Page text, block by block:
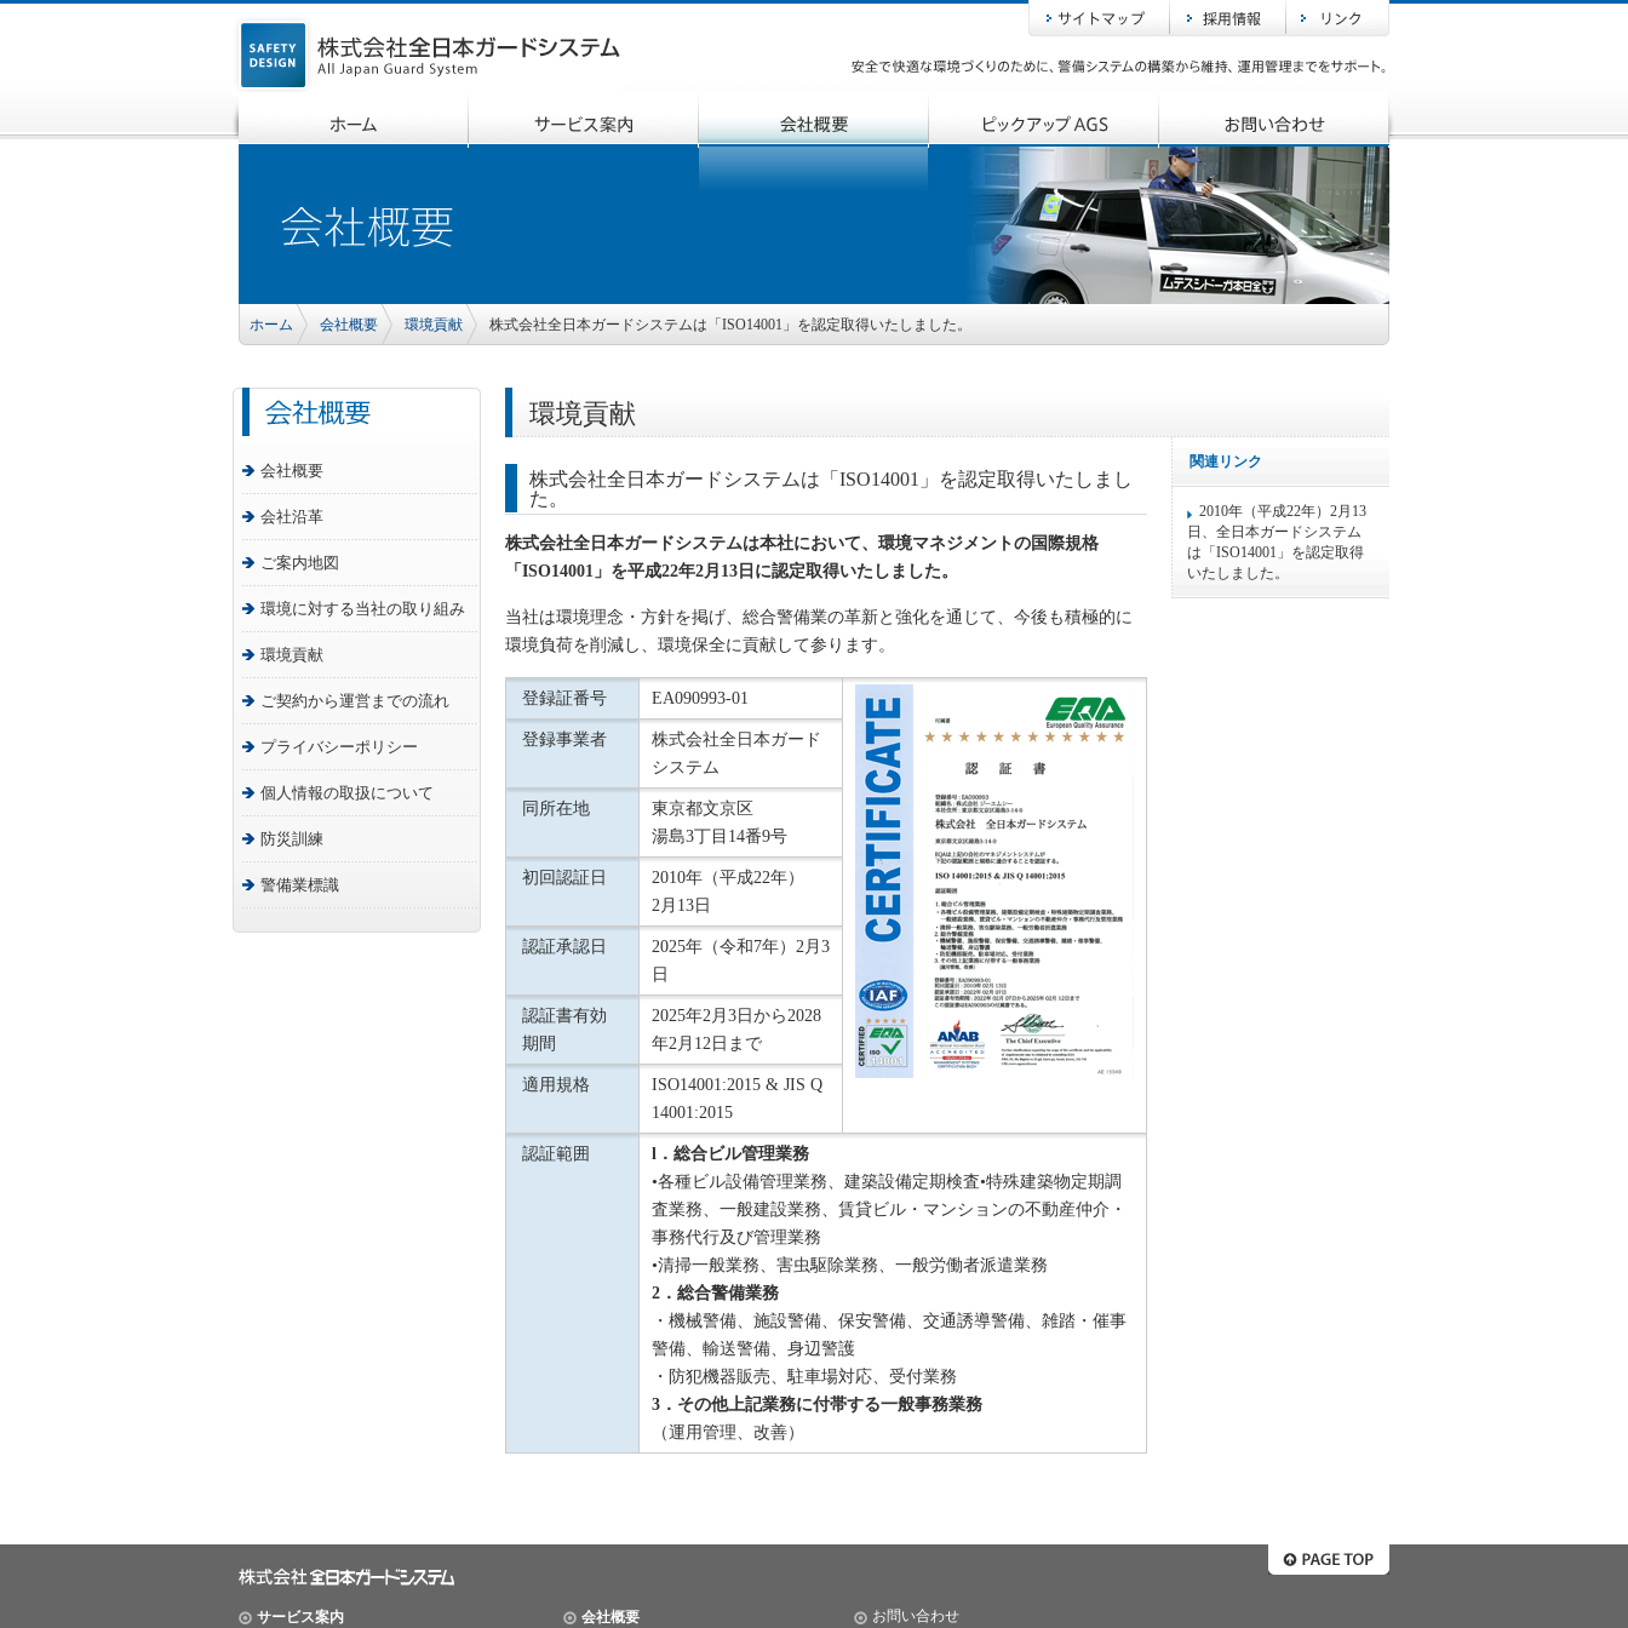
ホーム 会社概要 環境貢献 株式会社全日本ガードシステムは「ISO14001」を認定取得いたしました。
環境貢献
株式会社全日本ガードシステムは「ISO14001」を認定取得いたしまし
た。
株式会社全日本ガードシステムは本社において、環境マネジメントの国際規格
「ISO14001」を平成22年2月13日に認定取得いたしました。
当社は環境理念・方針を掲げ、総合警備業の革新と強化を通じて、今後も積極的に
環境負荷を削減し、環境保全に貢献して参ります。
登録証番号 EA090993-01
登録事業者
株式会社全日本ガード
システム
同所在地
東京都文京区
湯島3丁目14番9号
初回認証日
2010年（平成22年）
2月13日
認証承認日
2025年（令和7年）2月3
日
認証書有効
期間
2025年2月3日から2028
年2月12日まで
適用規格
ISO14001:2015 & JIS Q
14001:2015
認証範囲
l．総合ビル管理業務
•各種ビル設備管理業務、建築設備定期検査•特殊建築物定期調
査業務、一般建設業務、賃貸ビル・マンションの不動産仲介・
事務代行及び管理業務
•清掃一般業務、害虫駆除業務、一般労働者派遣業務
2．総合警備業務
・機械警備、施設警備、保安警備、交通誘導警備、雑踏・催事
警備、輸送警備、身辺警護
・防犯機器販売、駐車場対応、受付業務
3．その他上記業務に付帯する一般事務業務
（運用管理、改善）
関連リンク
2010年（平成22年）2月13
日、全日本ガードシステム
は「ISO14001」を認定取得
いたしました。
会社概要
会社沿革
ご案内地図
環境に対する当社の取り組み
環境貢献
ご契約から運営までの流れ
プライバシーポリシー
個人情報の取扱について
防災訓練
警備業標識
サービス案内 会社概要 お問い合わせ